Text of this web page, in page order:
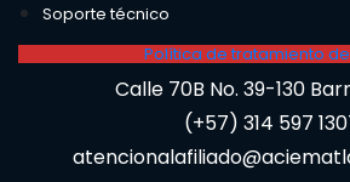
Soporte técnico
Política de tratamiento
Calle 70B No. 39-130
(+57) 314 597